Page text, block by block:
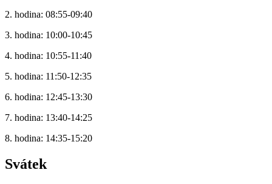
2. hodina: 08:55-09:40
3. hodina: 10:00-10:45
4. hodina: 10:55-11:40
5. hodina: 11:50-12:35
6. hodina: 12:45-13:30
7. hodina: 13:40-14:25
8. hodina: 14:35-15:20
Svátek